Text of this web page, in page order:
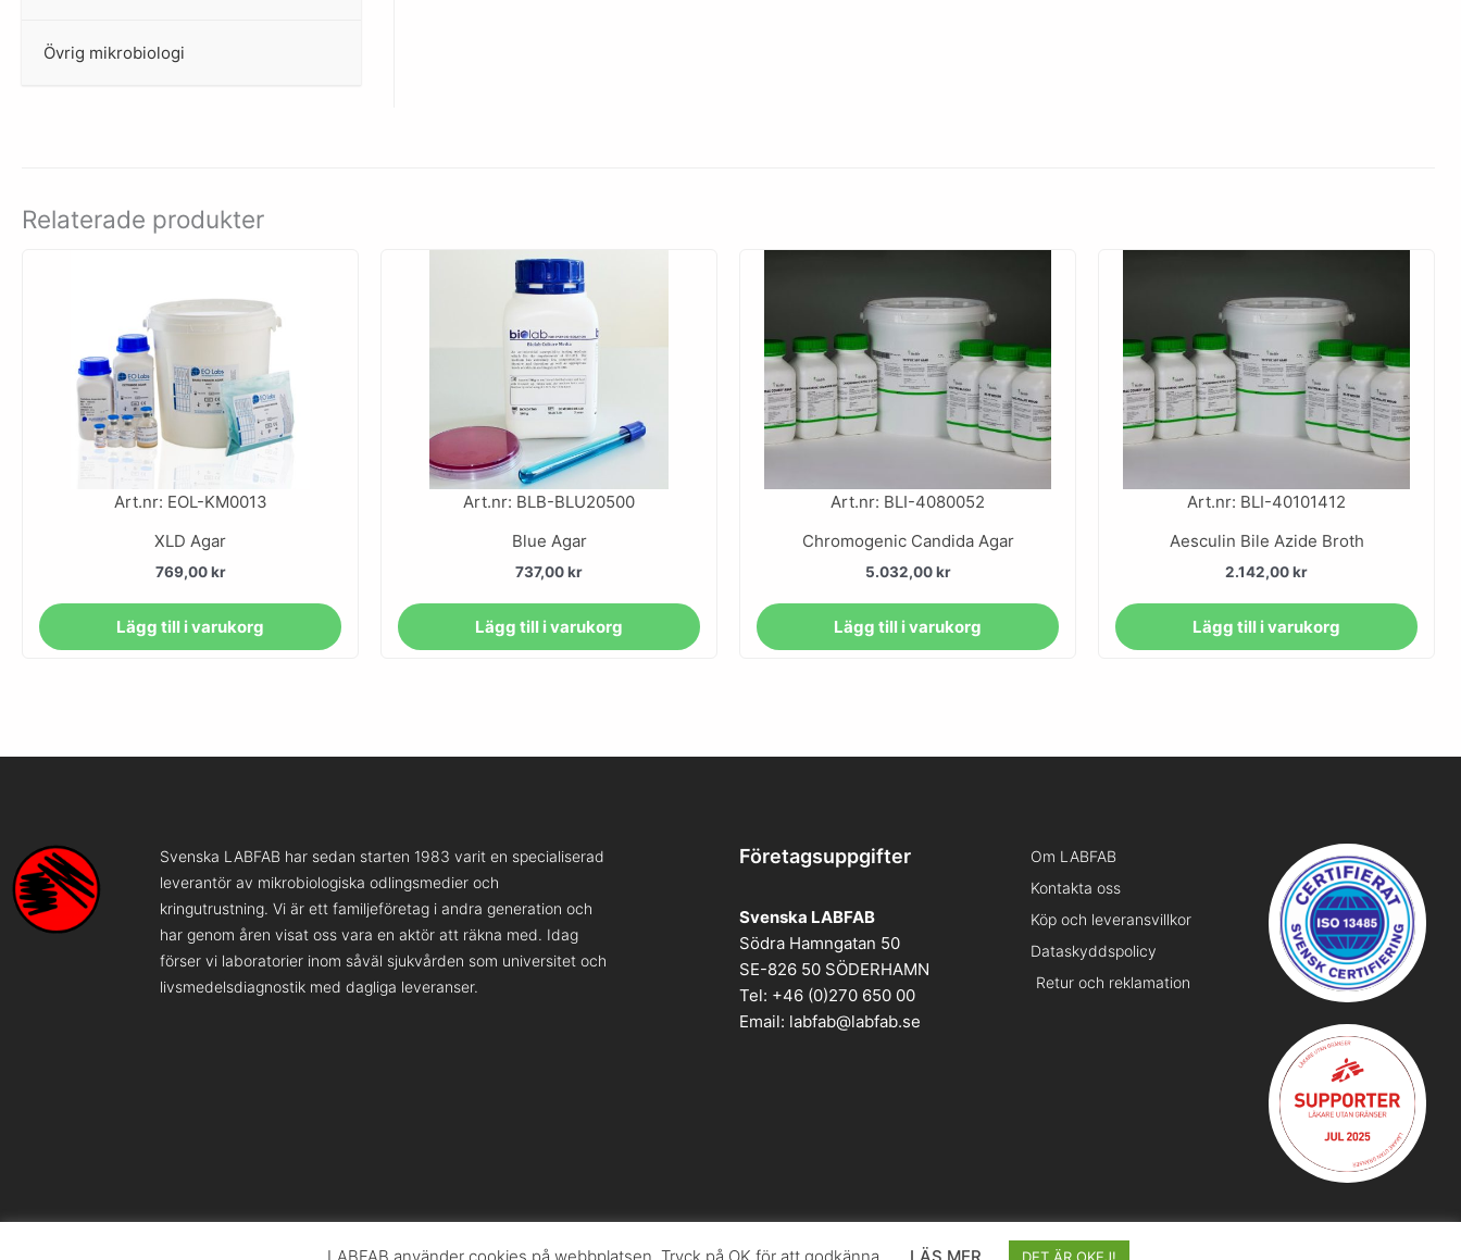
Övrig mikrobiologi
–
Relaterade produkter
Art.nr: EOL-KM0013
XLD Agar
769,00kr
Lägg till i varukorg
Art.nr: BLB-BLU20500
Blue Agar
737,00kr
Lägg till i varukorg
Art.nr: BLI-4080052
Chromogenic Candida Agar
5.032,00kr
Lägg till i varukorg
Art.nr: BLI-40101412
Aesculin Bile Azide Broth
2.142,00kr
Lägg till i varukorg
Svenska LABFAB har sedan starten 1983 varit en specialiserad
leverantör av mikrobiologiska odlingsmedier och
kringutrustning. Vi är ett familjeföretag i andra generation och
har genom åren visat oss vara en aktör att räkna med. Idag
förser vi laboratorier inom såväl sjukvården som universitet och
livsmedelsdiagnostik med dagliga leveranser.
Företagsuppgifter
Svenska LABFAB
Södra Hamngatan 50
SE-826 50 SÖDERHAMN
Tel: +46 (0)270 650 00
Email: labfab@labfab.se
Om LABFAB
Kontakta oss
Köp och leveransvillkor
Dataskyddspolicy
Retur och reklamation